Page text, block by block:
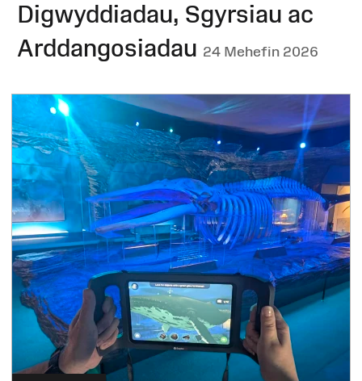
Digwyddiadau, Sgyrsiau ac
Arddangosiadau 24 Mehefin 2026